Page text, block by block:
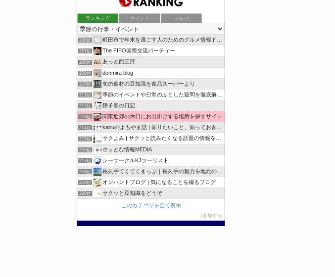
ランキング ポイント ブロ画
206位 町田市で年末を過ごす人のためのグルメ情報ドットコム
207位 The FIFO国際交流パーティー
208位 あっと西三河
209位 denmira blog
210位 旬の食材の豆知識を食品スーパーより
211位 季節のイベントや日常のふとした疑問を徹底解説！
212位 静子春の日記
213位 関東近郊の休日にお出掛けする場所を探すサイト
214位 kazuのよもやま話 | 知りたいこと、知っておきたいこと…
215位 サクよみ | サクッと読みたくなる話題の情報を随時発信！
216位 ホッとな情報MEDIA
217位 シーサークルKJツーリスト
218位 長久手てくてくまっぷ｜長久手の魅力を地元の人と訪れる人に
219位 オンハントブログ | 気になることを綴るブログ
220位 サクッと豆知識をどうぞ
このカテゴリを全て表示
参加する